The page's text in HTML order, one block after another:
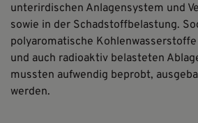
unterirdischen Anlagensystem und
sowie in der Schadstoffbelastung.
polyaromatische
und auch radioaktiv belasteten
mussten aufwendig beprobt,
werden.